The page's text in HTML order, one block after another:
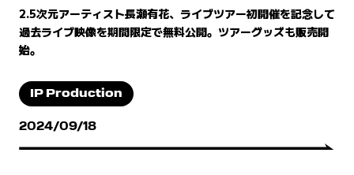
2.5次元アーティスト長瀬有花、ライブツアー初開催を記念して
過去ライブ映像を期間限定で無料公開。ツアーグッズも販売開
始。
IP Production
2024/09/18